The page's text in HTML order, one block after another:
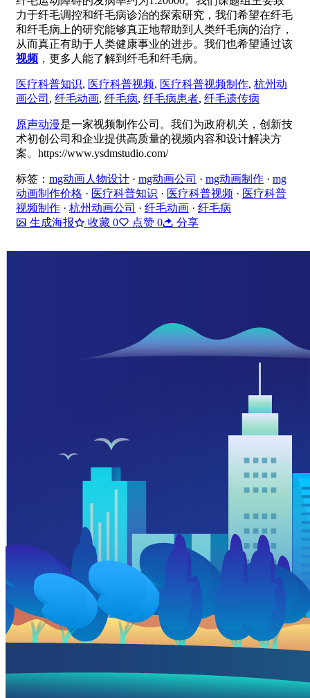
力于纤毛调控和纤毛病诊治的探索研究，我们希望在纤毛
和纤毛病上的研究能够真正地帮助到人类纤毛病的治疗，
从而真正有助于人类健康事业的进步。我们也希望通过该
视频 ，更多人能了解到纤毛和纤毛病。
医疗科普知识, 医疗科普视频, 医疗科普视频制作, 杭州动
画公司 , 纤毛动画, 纤毛病, 纤毛病患者, 纤毛遗传病
原声动漫是一家视频制作公司。我们为政府机关，创新技
术初创公司和企业提供高质量的视频内容和设计解决方
案。https://www.ysdmstudio.com/
标签： mg动画人物设计 · mg动画公司 · mg动画制作 · mg
动画制作价格 · 医疗科普知识 · 医疗科普视频 · 医疗科普
视频制作 · 杭州动画公司 · 纤毛动画 · 纤毛病
生成海报
收藏 0 点赞 0 分享